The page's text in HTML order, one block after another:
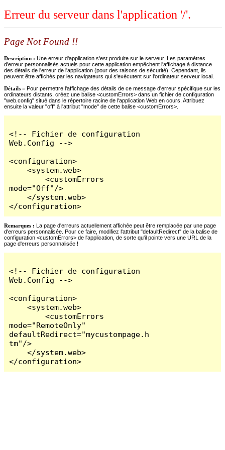
Erreur du serveur dans l'application '/'.
Page Not Found !!
Description : Une erreur d'application s'est produite sur le serveur. Les paramètres
d'erreur personnalisés actuels pour cette application empêchent l'affichage à distance
des détails de l'erreur de l'application (pour des raisons de sécurité). Cependant, ils
peuvent être affichés par les navigateurs qui s'exécutent sur l'ordinateur serveur local.
Détails = Pour permettre l'affichage des détails de ce message d'erreur spécifique sur les
ordinateurs distants, créez une balise <customErrors> dans un fichier de configuration
"web.config" situé dans le répertoire racine de l'application Web en cours. Attribuez
ensuite la valeur "off" à l'attribut "mode" de cette balise <customErrors>.
<!-- Fichier de configuration
Web.Config -->
<configuration>
    <system.web>
        <customErrors
mode="Off"/>
    </system.web>
</configuration>
Remarques : La page d'erreurs actuellement affichée peut être remplacée par une page
d'erreurs personnalisée. Pour ce faire, modifiez l'attribut "defaultRedirect" de la balise de
configuration <customErrors> de l'application, de sorte qu'il pointe vers une URL de la
page d'erreurs personnalisée !
<!-- Fichier de configuration
Web.Config -->
<configuration>
    <system.web>
        <customErrors
mode="RemoteOnly"
defaultRedirect="mycustompage.h
tm"/>
    </system.web>
</configuration>